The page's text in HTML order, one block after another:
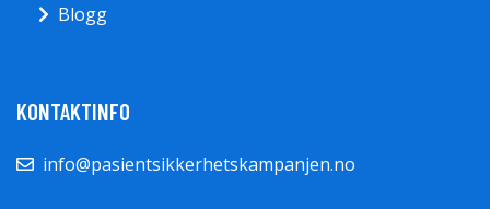
Blogg
KONTAKTINFO
info@pasientsikkerhetskampanjen.no